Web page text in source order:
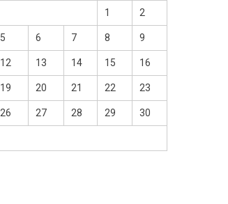
1 2
5 6 7 8 9
12 13 14 15 16
19 20 21 22 23
26 27 28 29 30